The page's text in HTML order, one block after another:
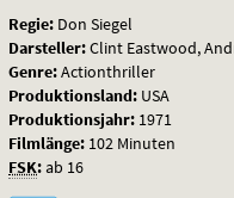
Regie: Don Siegel
Darsteller:Clint Eastwood,
Genre:Actionthriller
Produktionsland: USA
Produktionsjahr: 1971
Filmlänge: 102 Minuten
FSK:ab 16